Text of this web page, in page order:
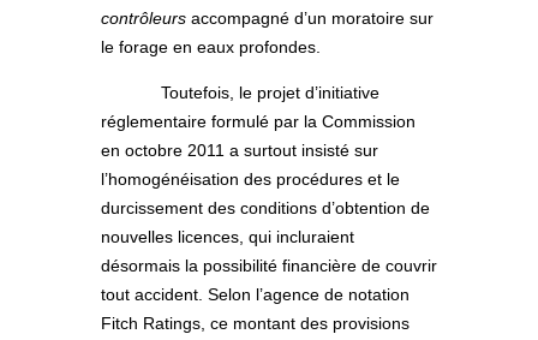
contrôleurs accompagné d’un moratoire sur
le forage en eaux profondes.
Toutefois, le projet d’initiative
réglementaire formulé par la Commission
en octobre 2011 a surtout insisté sur
l’homogénéisation des procédures et le
durcissement des conditions d’obtention de
nouvelles licences, qui incluraient
désormais la possibilité financière de couvrir
tout accident. Selon l’agence de notation
Fitch Ratings, ce montant des provisions